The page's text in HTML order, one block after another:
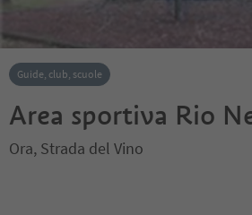
Guide, club, scuole
Area sportiva Rio
Ora, Strada del Vino